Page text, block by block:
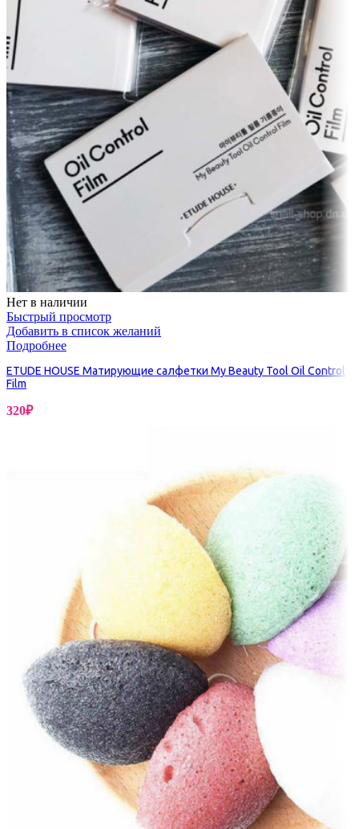
Нет в наличии
Быстрый просмотр
Добавить в список желаний
Подробнее
ETUDE HOUSE Матирующие салфетки My Beauty Tool Oil Control
Film
320₽